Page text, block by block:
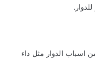
اسباب الدوار مثل داء